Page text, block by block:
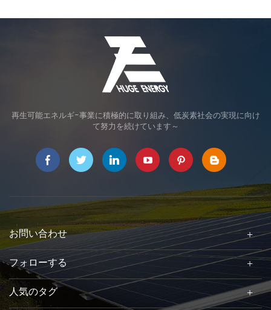
再生可能エネルギ-事業に積極的に取り組み、低炭素社会の実現に向け
て努力を続けています～
お問い合わせ
フォローする
人気のタグ